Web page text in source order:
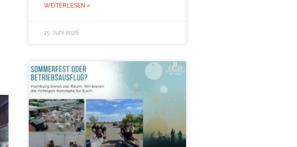
WEITERLESEN »
15. Juni 2026